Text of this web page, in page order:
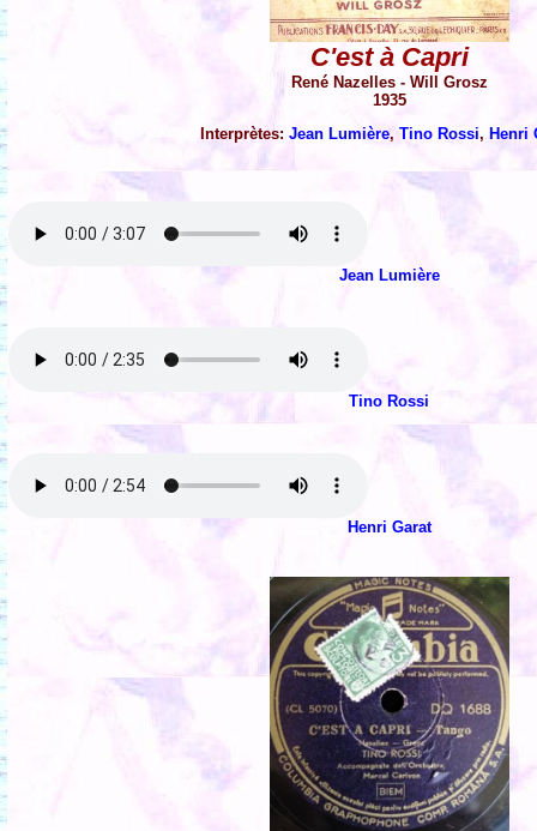
C'est à Capri
René Nazelles - Will Grosz
1935
Interprètes:Jean Lumière,Tino Rossi,Henri
Jean Lumière
Tino Rossi
Henri Garat